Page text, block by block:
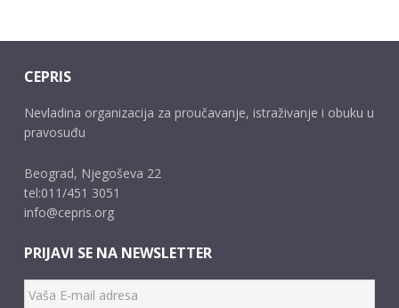
CEPRIS
Nevladina organizacija za proučavanje, istraživanje i obuku u
pravosuđu
Beograd, Njegoševa 22
tel:011/451 3051
info@cepris.org
PRIJAVI SE NA NEWSLETTER